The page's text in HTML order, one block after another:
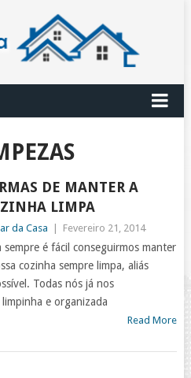
DE MANTER A
LIMPA
da Casa Fevereiro 21, 2014
sempre é fácil conseguirmos manter
cozinha sempre limpa, aliás
Todas nós já nos
e organizada
Read More